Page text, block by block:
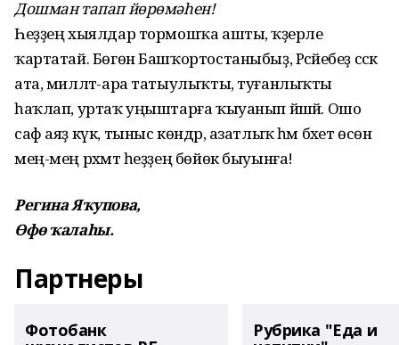
Дошман тапап йөрөмәһен!
Һеҙҙең хыялдар тормошҡа ашты, ҡәҙерле
ҡартатай. Бөгөн Башҡортостаныбыҙ, Рәсәйебеҙ сәскә
ата, милләт-ара татыулыҡты, туғанлыҡты
һаҡлап, уртаҡ уңыштарға ҡыуанып йәшәй. Ошо
саф аяҙ күк, тыныс көндәр, азатлыҡ һәм бәхет өсөн
мең-мең рәхмәт һеҙҙең бөйөк быуынға!
Регина Яҡупова,
Өфө ҡалаһы.
Партнеры
Фотобанк Рубрика "Еда и